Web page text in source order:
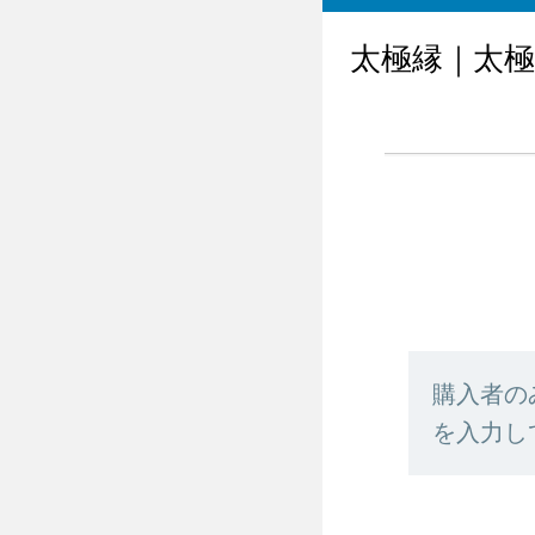
太極縁｜太
購入者
を入力